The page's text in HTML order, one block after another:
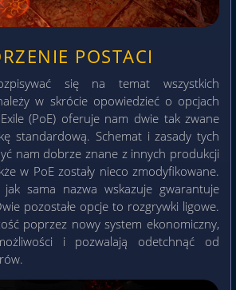
POSTACI
się na temat wszystkich
w skrócie opowiedzieć o opcjach
(PoE) oferuje nam dwie tak zwane
standardową. Schemat i zasady tych
nam dobrze znane z innych produkcji
w PoE zostały nieco zmodyfikowane.
sama nazwa wskazuje gwarantuje
pozostałe opcje to rozgrywki ligowe.
poprzez nowy system ekonomiczny,
i pozwalają odetchnąć od